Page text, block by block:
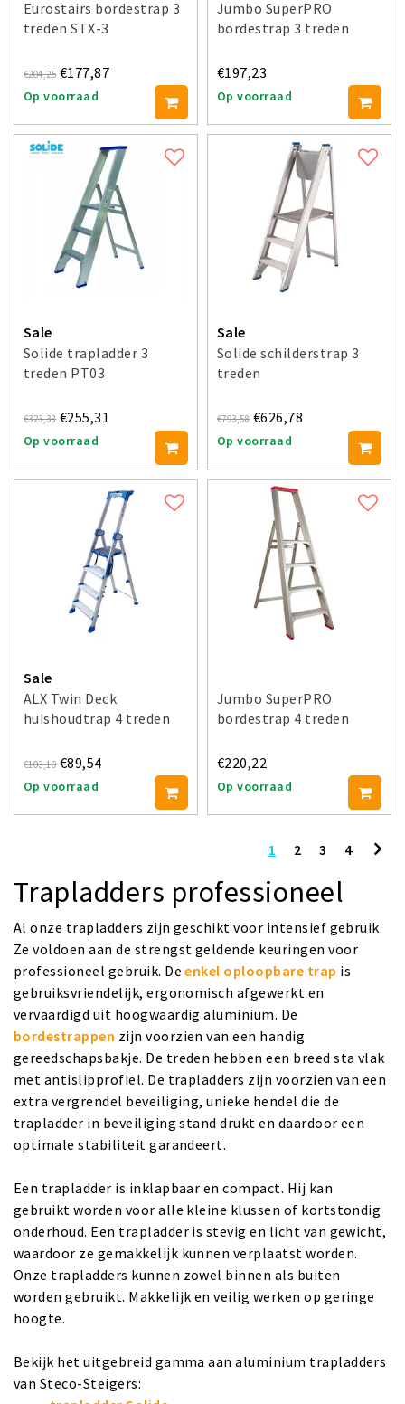
Eurostairs bordestrap 3
treden STX-3
€204,25 €177,87
Op voorraad
Jumbo SuperPRO
bordestrap 3 treden
€197,23
Op voorraad
Sale
Solide trapladder 3
treden PT03
€323,38 €255,31
Op voorraad
Sale
Solide schilderstrap 3
treden
€793,58 €626,78
Op voorraad
Sale
ALX Twin Deck
huishoudtrap 4 treden
€103,10 €89,54
Op voorraad
Jumbo SuperPRO
bordestrap 4 treden
€220,22
Op voorraad
1 2 3 4
Trapladders professioneel
Al onze trapladders zijn geschikt voor intensief gebruik.
Ze voldoen aan de strengst geldende keuringen voor
professioneel gebruik. Deenkel oploopbare trap is
gebruiksvriendelijk, ergonomisch afgewerkt en
vervaardigd uit hoogwaardig aluminium. De
bordestrappen zijn voorzien van een handig
gereedschapsbakje. De treden hebben een breed sta vlak
met antislipprofiel. De trapladders zijn voorzien van een
extra vergrendel beveiliging, unieke hendel die de
trapladder in beveiliging stand drukt en daardoor een
optimale stabiliteit garandeert.
Een trapladder is inklapbaar en compact. Hij kan
gebruikt worden voor alle kleine klussen of kortstondig
onderhoud. Een trapladder is stevig en licht van gewicht,
waardoor ze gemakkelijk kunnen verplaatst worden.
Onze trapladders kunnen zowel binnen als buiten
worden gebruikt. Makkelijk en veilig werken op geringe
hoogte.
Bekijk het uitgebreid gamma aan aluminium trapladders
van Steco-Steigers: